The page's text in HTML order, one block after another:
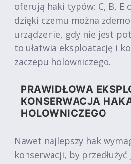
oferują haki typów: C, B, E
dzięki czemu można
urządzenie, gdy nie jest
to ułatwia eksploatację i
zaczepu holowniczego.
PRAWIDŁOWA
KONSERWACJA
HOLOWNICZEGO
Nawet najlepszy hak
konserwacji, by